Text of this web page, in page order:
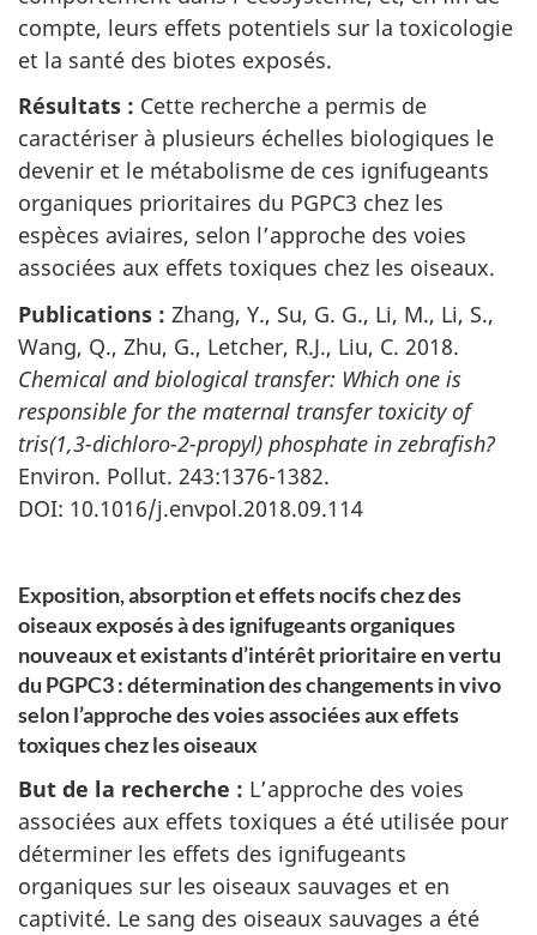
compte, leurs effets potentiels sur la toxicologie
et la santé des biotes exposés.
Résultats : Cette recherche a permis de
caractériser à plusieurs échelles biologiques le
devenir et le métabolisme de ces ignifugeants
organiques prioritaires du PGPC3 chez les
espèces aviaires, selon l’approche des voies
associées aux effets toxiques chez les oiseaux.
Publications : Zhang, Y., Su, G. G., Li, M., Li, S.,
Wang, Q., Zhu, G., Letcher, R.J., Liu, C. 2018.
Chemical and biological transfer: Which one is
responsible for the maternal transfer toxicity of
tris(1,3-dichloro-2-propyl) phosphate in zebrafish?
Environ. Pollut. 243:1376-1382.
DOI: 10.1016/j.envpol.2018.09.114
Exposition, absorption et effets nocifs chez des
oiseaux exposés à des ignifugeants organiques
nouveaux et existants d’intérêt prioritaire en vertu
du PGPC3 : détermination des changements in vivo
selon l’approche des voies associées aux effets
toxiques chez les oiseaux
But de la recherche : L’approche des voies
associées aux effets toxiques a été utilisée pour
déterminer les effets des ignifugeants
organiques sur les oiseaux sauvages et en
captivité. Le sang des oiseaux sauvages a été